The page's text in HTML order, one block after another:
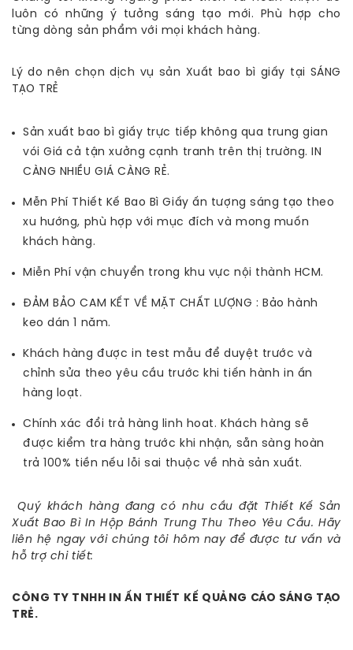
luôn có những ý tưởng sáng tạo mới. Phù hợp cho
từng dòng sản phẩm với mọi khách hàng.
Lý do nên chọn dịch vụ sản Xuất bao bì giấy tại SÁNG
TẠO TRẺ
Sản xuất bao bì giấy trực tiếp không qua trung gian
vói Giá cả tận xưởng cạnh tranh trên thị trường. IN
CÀNG NHIỀU GIÁ CÀNG RẺ.
Mễn Phí Thiết Kế Bao Bì Giấy ấn tượng sáng tạo theo
xu hướng, phù hợp với mục đích và mong muốn
khách hàng.
Miễn Phí vận chuyển trong khu vực nội thành HCM.
ĐẢM BẢO CAM KẾT VỀ MẶT CHẤT LƯỢNG : Bảo hành
keo dán 1 năm.
Khách hàng được in test mẫu để duyệt trước và
chỉnh sửa theo yêu cầu trước khi tiến hành in ấn
hàng loạt.
Chính xác đổi trả hàng linh hoat. Khách hàng sẽ
được kiểm tra hàng trước khi nhận, sẵn sàng hoàn
trả 100% tiền nếu lỗi sai thuộc về nhà sản xuất.
Quý khách hàng đang có nhu cầu đặt Thiết Kế Sản
Xuất Bao Bì In Hộp Bánh Trung Thu Theo Yêu Cầu. Hãy
liên hệ ngay với chúng tôi hôm nay để được tư vấn và
hỗ trợ chi tiết:
CÔNG TY TNHH IN ẤN THIẾT KẾ QUẢNG CÁO SÁNG TẠO
TRẺ.